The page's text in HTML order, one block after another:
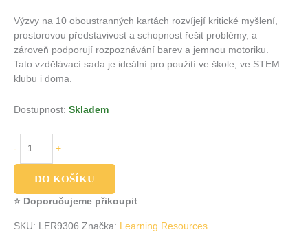
Výzvy na 10 oboustranných kartách rozvíjejí kritické myšlení,
prostorovou představivost a schopnost řešit problémy, a
zároveň podporují rozpoznávání barev a jemnou motoriku.
Tato vzdělávací sada je ideální pro použití ve škole, ve STEM
klubu i doma.
Dostupnost: Skladem
- +
DO KOŠÍKU
⭐ Doporučujeme přikoupit
SKU: LER9306 Značka: Learning Resources